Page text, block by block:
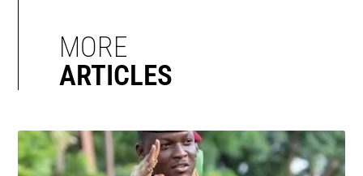
MORE
ARTICLES